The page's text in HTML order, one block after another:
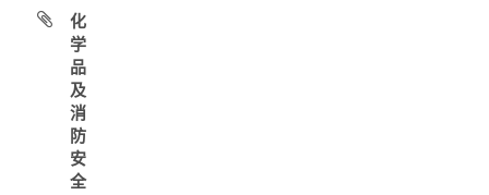
化
学
品
及
消
防
安
全